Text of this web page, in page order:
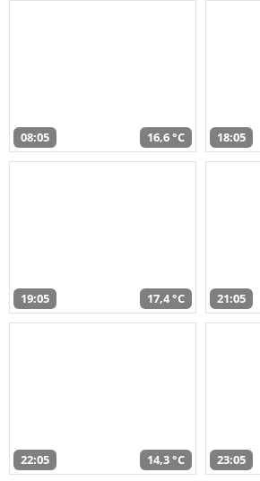
08:05 16,6 °C 18:05
19:05 17,4 °C 21:05
22:05 14,3 °C 23:05